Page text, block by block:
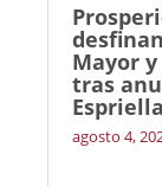
Mayor
tras
Espriella
agosto 4,